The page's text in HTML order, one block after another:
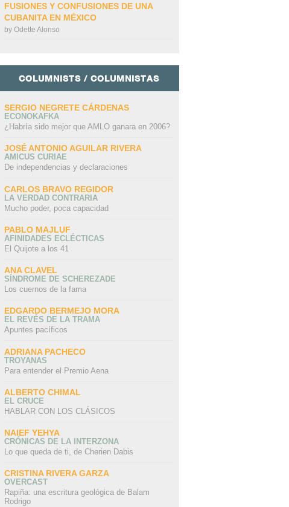
FUSIONES Y CONFUSIONES DE UNA
CUBANITA EN MÉXICO
by Odette Alonso
COLUMNISTS / COLUMNISTAS
SERGIO NEGRETE CÁRDENAS
ECONOKAFKA
¿Habría sido mejor que AMLO ganara en 2006?
JOSÉ ANTONIO AGUILAR RIVERA
AMICUS CURIAE
De independencias y declaraciones
CARLOS BRAVO REGIDOR
LA VERDAD CONTRARIA
Mucho poder, poca capacidad
PABLO MAJLUF
AFINIDADES ECLÉCTICAS
El Quijote a los 41
ANA CLAVEL
SÍNDROME DE SCHEREZADE
Los cuernos de la fama
EDGARDO BERMEJO MORA
EL REVÉS DE LA TRAMA
Apuntes pacíficos
ADRIANA PACHECO
TROYANAS
Para entender el Premio Aena
ALBERTO CHIMAL
EL CRUCE
HABLAR CON LOS CLÁSICOS
NAIEF YEHYA
CRÓNICAS DE LA INTERZONA
Lo que queda de ti, de Cherien Dabis
CRISTINA RIVERA GARZA
OVERCAST
Rapiña: una escritura geológica de Balam
Rodrigo